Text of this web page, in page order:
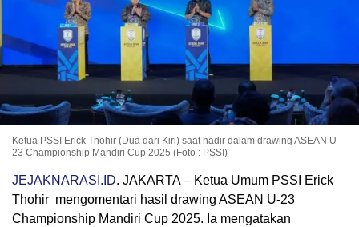
Ketua PSSI Erick Thohir (Dua dari Kiri) saat hadir dalam drawing ASEAN U-
23 Championship Mandiri Cup 2025 (Foto : PSSI)
JEJAKNARASI.ID. JAKARTA – Ketua Umum PSSI Erick
Thohir mengomentari hasil drawing ASEAN U-23
Championship Mandiri Cup 2025. Ia mengatakan